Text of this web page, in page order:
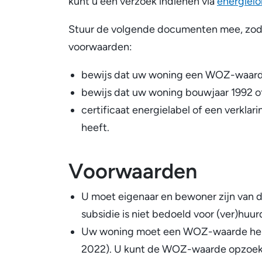
)
Stuur de volgende documenten mee,
voorwaarden:
bewijs dat uw woning een WOZ-
bewijs dat uw woning bouwjaar 1992
certificaat energielabel of een
heeft.
Voorwaarden
U moet eigenaar en bewoner zijn van
subsidie is niet bedoeld voor
Uw woning moet een WOZ-waarde
2022). U kunt de WOZ-waarde